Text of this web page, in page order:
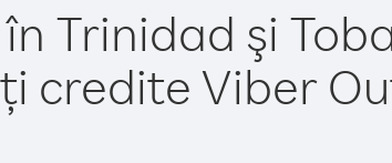
Trinidad şi
credite Viber